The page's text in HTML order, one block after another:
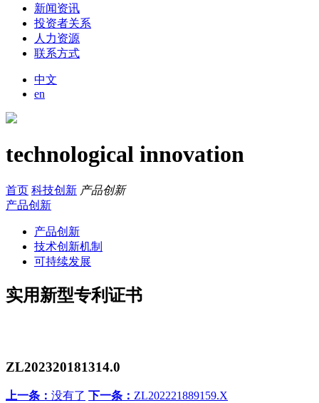
新闻资讯
投资者关系
人力资源
联系方式
中文
en
technological innovation
首页 科技创新 产品创新
产品创新
产品创新
技术创新机制
可持续发展
实用新型专利证书
ZL202320181314.0
上一条： 没有了 下一条： ZL202221889159.X